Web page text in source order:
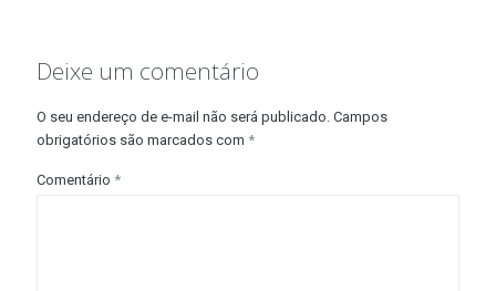
Deixe um comentário
O seu endereço de e-mail não será publicado. Campos
obrigatórios são marcados com *
Comentário *